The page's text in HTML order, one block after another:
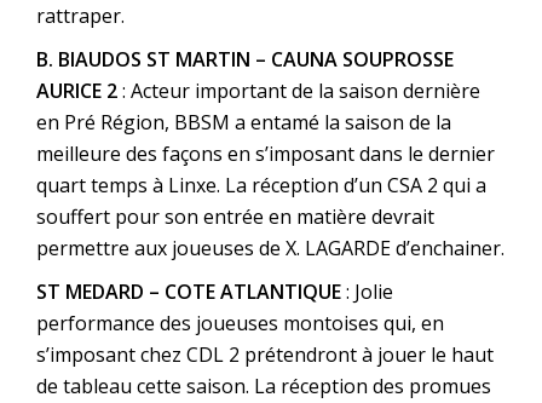
rattraper.
B. BIAUDOS ST MARTIN – CAUNA SOUPROSSE
AURICE 2: Acteur important de la saison dernière
en Pré Région, BBSM a entamé la saison de la
meilleure des façons en s’imposant dans le dernier
quart temps à Linxe. La réception d’un CSA 2 qui a
souffert pour son entrée en matière devrait
permettre aux joueuses de X. LAGARDE d’enchainer.
ST MEDARD – COTE ATLANTIQUE: Jolie
performance des joueuses montoises qui, en
s’imposant chez CDL 2 prétendront à jouer le haut
de tableau cette saison. La réception des promues